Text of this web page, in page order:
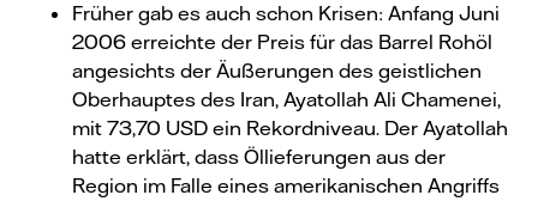
Früher gab es auch schon Krisen: Anfang Juni
2006 erreichte der Preis für das Barrel Rohöl
angesichts der Äußerungen des geistlichen
Oberhauptes des Iran, Ayatollah Ali Chamenei,
mit 73,70 USD ein Rekordniveau. Der Ayatollah
hatte erklärt, dass Öllieferungen aus der
Region im Falle eines amerikanischen Angriffs